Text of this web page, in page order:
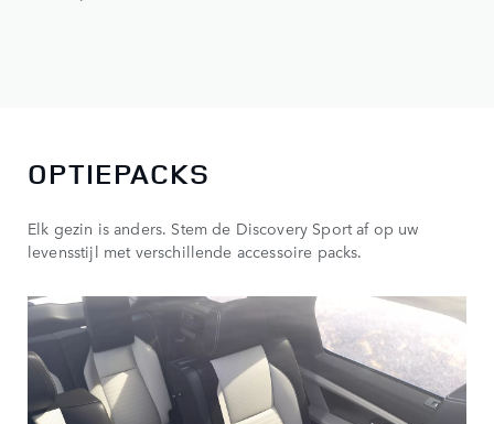
OPTIEPACKS
Elk gezin is anders. Stem de Discovery Sport af op uw
levensstijl met verschillende accessoire packs.